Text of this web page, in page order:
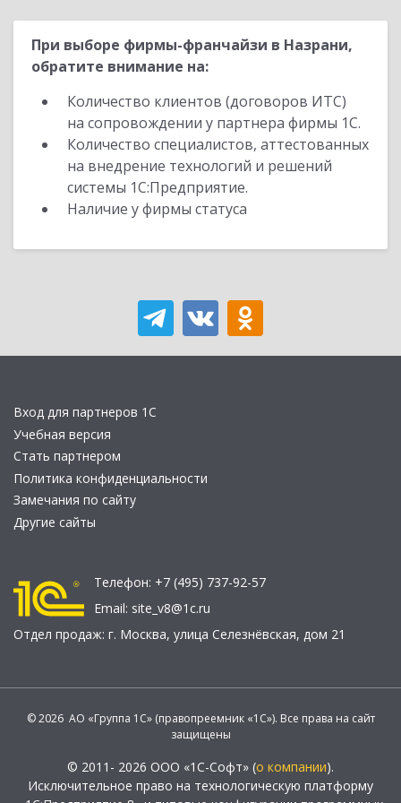
При выборе фирмы-франчайзи в Назрани,
обратите внимание на:
Количество клиентов (договоров ИТС)
на сопровождении у партнера фирмы 1С.
Количество специалистов, аттестованных
на внедрение технологий и решений
системы 1С:Предприятие.
Наличие у фирмы статуса
Вход для партнеров 1С
Учебная версия
Стать партнером
Политика конфиденциальности
Замечания по сайту
Другие сайты
Телефон: +7 (495) 737-92-57
Email: site_v8@1c.ru
Отдел продаж: г. Москва, улица Селезнёвская, дом 21
© 2026 АО «Группа 1С» (правопреемник «1С»). Все права на сайт
защищены
© 2011- 2026 ООО «1С-Софт» (о компании).
Исключительное право на технологическую платформу